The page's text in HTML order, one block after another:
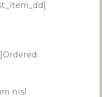
nisl